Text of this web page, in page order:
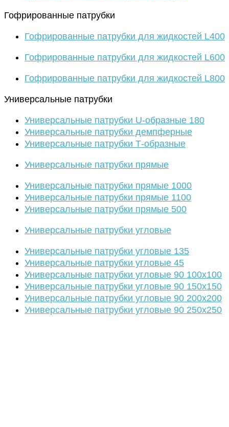
Гофрированные патрубки
Гофрированные патрубки для жидкостей L400
Гофрированные патрубки для жидкостей L600
Гофрированные патрубки для жидкостей L800
Универсальные патрубки
Универсальные патрубки U-образные 180
Универсальные патрубки демпферные
Универсальные патрубки Т-образные
Универсальные патрубки прямые
Универсальные патрубки прямые 1000
Универсальные патрубки прямые 1100
Универсальные патрубки прямые 500
Универсальные патрубки угловые
Универсальные патрубки угловые 135
Универсальные патрубки угловые 45
Универсальные патрубки угловые 90 100х100
Универсальные патрубки угловые 90 150х150
Универсальные патрубки угловые 90 200х200
Универсальные патрубки угловые 90 250х250